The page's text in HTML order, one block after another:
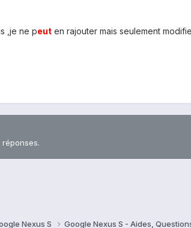
,je ne peut en rajouter mais seulement
Nexus S Google Nexus S - Aides,